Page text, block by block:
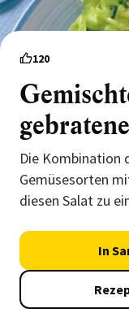
120
Die Kombination
Gemüsesorten
diesen Salat zu
In